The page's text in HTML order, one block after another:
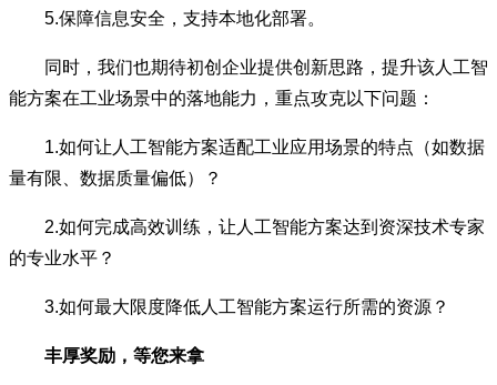
5.保障信息安全，支持本地化部署。
同时，我们也期待初创企业提供创新思路，提升该人工智
能方案在工业场景中的落地能力，重点攻克以下问题：
1.如何让人工智能方案适配工业应用场景的特点（如数据
量有限、数据质量偏低）？
2.如何完成高效训练，让人工智能方案达到资深技术专家
的专业水平？
3.如何最大限度降低人工智能方案运行所需的资源？
丰厚奖励，等您来拿